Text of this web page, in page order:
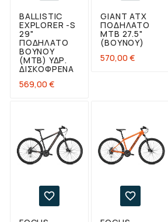
BALLISTIC
EXPLORER -S
29"
ΠΟΔΉΛΑΤΟ
ΒΟΥΝΟΎ
(ΜΤΒ) ΥΔΡ.
ΔΙΣΚΌΦΡΕΝΑ
569,00 €
GIANT ATX
ΠΟΔΉΛΑΤΟ
ΜΤΒ 27.5"
(ΒΟΥΝΟΎ)
570,00 €
 